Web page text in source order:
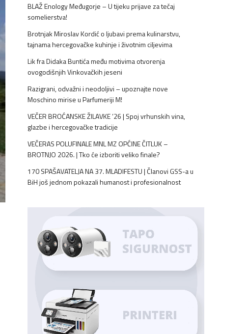
BLAŽ Enology Međugorje – U tijeku prijave za tečaj
somelierstva!
Brotnjak Miroslav Kordić o ljubavi prema kulinarstvu,
tajnama hercegovačke kuhinje i životnim ciljevima
Lik fra Didaka Buntića među motivima otvorenja
ovogodišnjih Vinkovačkih jeseni
Razigrani, odvažni i neodoljivi – upoznajte nove
Moschino mirise u Parfumeriji M!
VEČER BROĆANSKE ŽILAVKE ’26 | Spoj vrhunskih vina,
glazbe i hercegovačke tradicije
VEČERAS POLUFINALE MNL MZ OPĆINE ČITLUK –
BROTNJO 2026. | Tko će izboriti veliko finale?
170 SPAŠAVATELJA NA 37. MLADIFESTU | Članovi GSS-a u
BiH još jednom pokazali humanost i profesionalnost